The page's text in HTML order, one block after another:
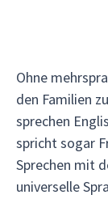
Ohne
den Familien
sprechen
spricht sogar
Sprechen mit
universelle